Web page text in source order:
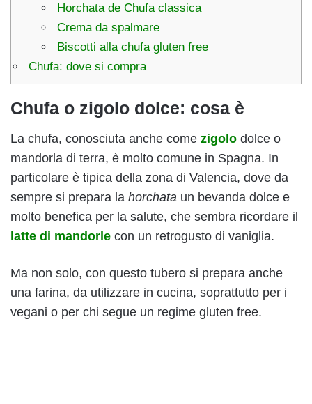
Horchata de Chufa classica
Crema da spalmare
Biscotti alla chufa gluten free
Chufa: dove si compra
Chufa o zigolo dolce: cosa è
La chufa, conosciuta anche come zigolo dolce o
mandorla di terra, è molto comune in Spagna. In
particolare è tipica della zona di Valencia, dove da
sempre si prepara la horchata un bevanda dolce e
molto benefica per la salute, che sembra ricordare il
latte di mandorle con un retrogusto di vaniglia.
Ma non solo, con questo tubero si prepara anche
una farina, da utilizzare in cucina, soprattutto per i
vegani o per chi segue un regime gluten free.